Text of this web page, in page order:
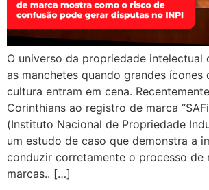
O universo da propriedade intelectual
as manchetes quando grandes
cultura entram em cena.
Corinthians ao registro de marca
(Instituto Nacional de Propriedade
um estudo de caso que demonstra a
conduzir corretamente o processo de
marcas.. […]